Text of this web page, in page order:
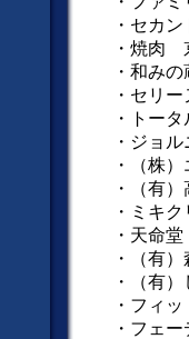
・セカン
・焼肉
・和みの
・セリー
・トータ
・ジョル
・（株）
・（有）
・ミキク
・天命堂
・（有）
・（有）
・フィッ
・フェー